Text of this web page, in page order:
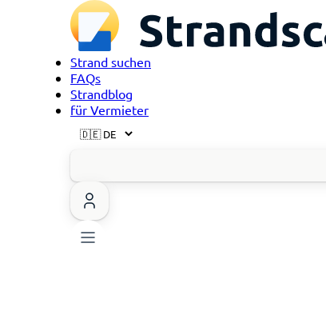
Strand suchen
FAQs
Strandblog
für Vermieter